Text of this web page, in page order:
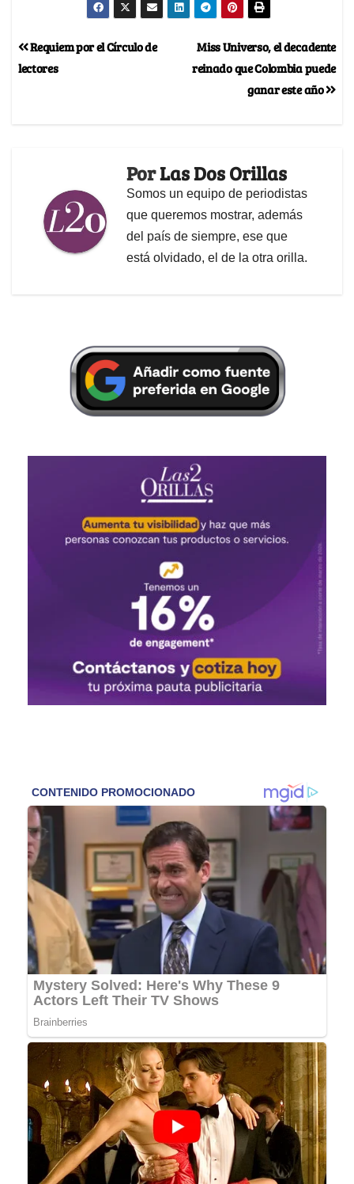
Miss Universo, el decadente
reinado que Colombia puede
ganar este año
Requiem por el Círculo de
lectores
PorLas Dos Orillas
Somos un equipo de periodistas
que queremos mostrar, además
del país de siempre, ese que
está olvidado, el de la otra orilla.